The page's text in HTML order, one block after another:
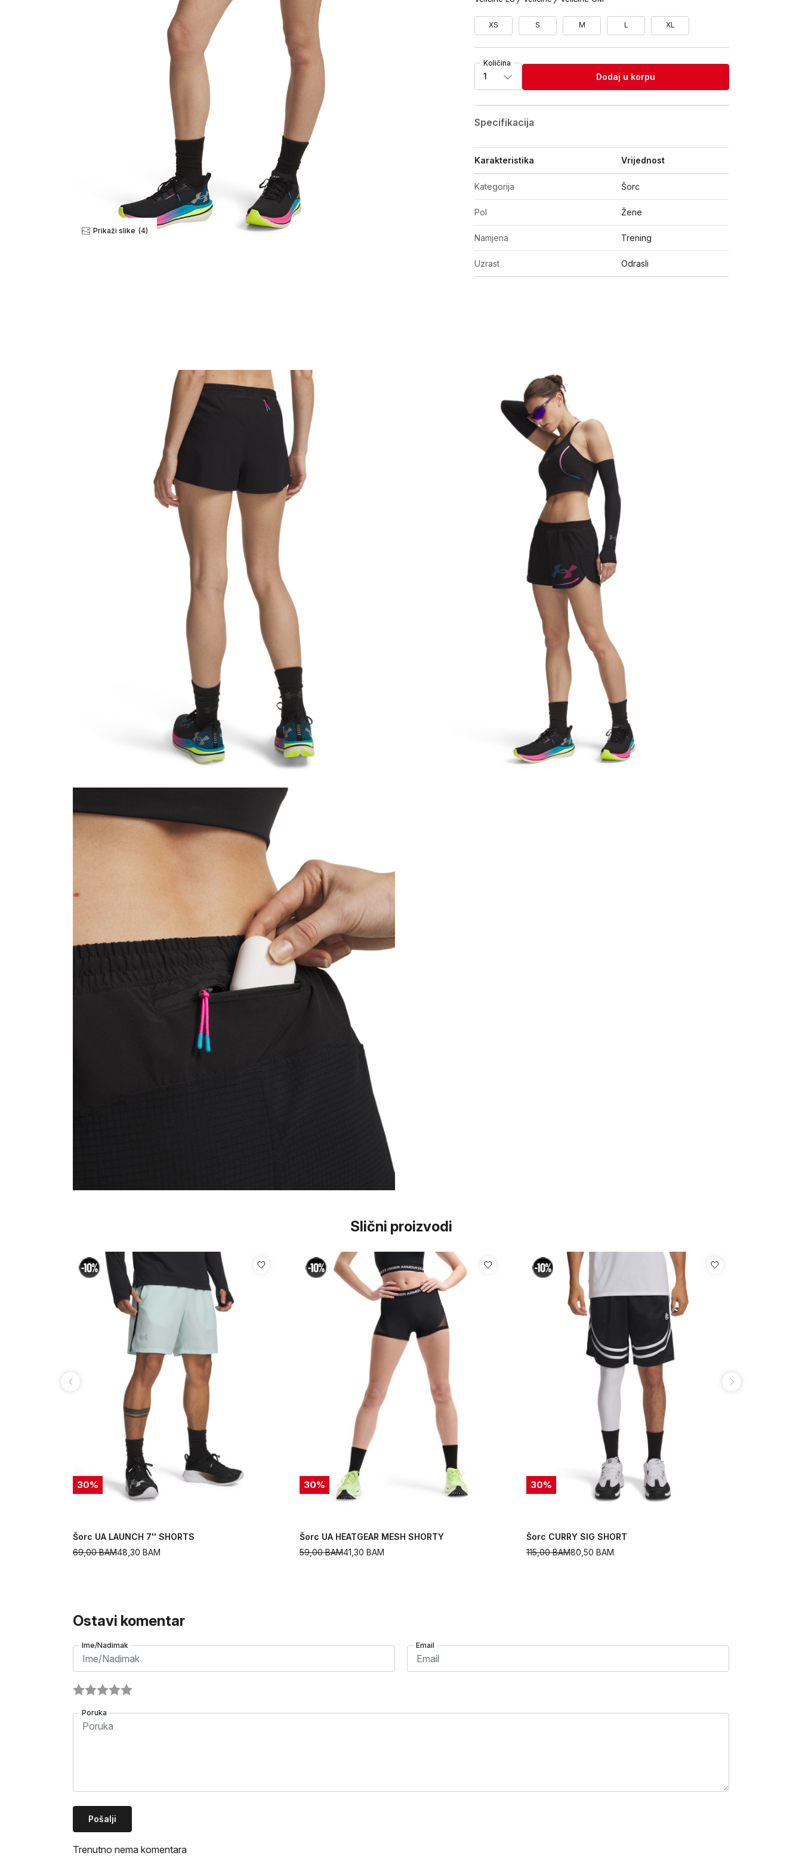
Prikaži slike (4)
XS S M L XL
Količina
1 Dodaj u korpu
Specifikacija
Karakteristika Vrijednost
Kategorija Šorc
Pol Žene
Namjena Trening
Uzrast Odrasli
Slični proizvodi
30%
Šorc UA LAUNCH 7'' SHORTS
48,30 BAM
69,00BAM
30%
Šorc UA HEATGEAR MESH SHORTY
41,30 BAM
59,00BAM
30%
Šorc CURRY SIG SHORT
80,50 BAM
115,00BAM
Ostavi komentar
Ime/Nadimak Email
Poruka
Pošalji
Trenutno nema komentara